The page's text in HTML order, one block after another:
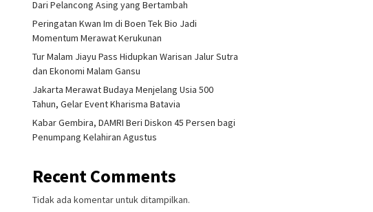
Dari Pelancong Asing yang Bertambah
Peringatan Kwan Im di Boen Tek Bio Jadi
Momentum Merawat Kerukunan
Tur Malam Jiayu Pass Hidupkan Warisan Jalur Sutra
dan Ekonomi Malam Gansu
Jakarta Merawat Budaya Menjelang Usia 500
Tahun, Gelar Event Kharisma Batavia
Kabar Gembira, DAMRI Beri Diskon 45 Persen bagi
Penumpang Kelahiran Agustus
Recent Comments
Tidak ada komentar untuk ditampilkan.